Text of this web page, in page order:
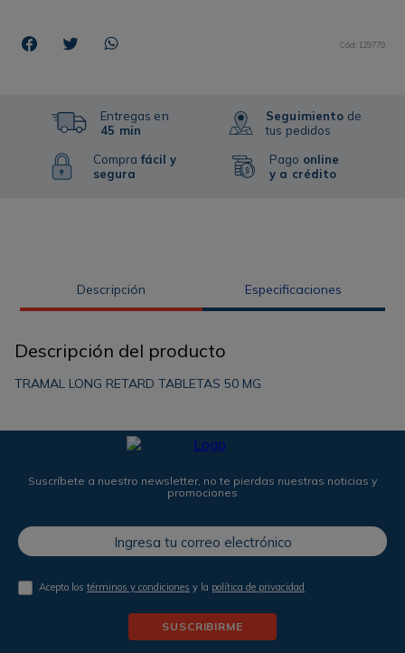
Cód: 129779
Entregas en
45 min
Comprafácil y
segura
Seguimiento de
tus pedidos
Pago online
y a crédito
Descripción Especificaciones
Descripción del producto
TRAMAL LONG RETARD TABLETAS 50 MG
Suscríbete a nuestro newsletter, no te pierdas nuestras noticias y
promociones
Acepto lostérminos y condiciones y la política de privacidad
SUSCRIBIRME